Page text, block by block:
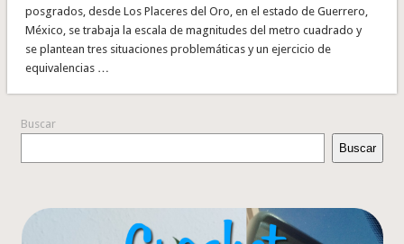
posgrados, desde Los Placeres del Oro, en el estado de Guerrero,
México, se trabaja la escala de magnitudes del metro cuadrado y
se plantean tres situaciones problemáticas y un ejercicio de
equivalencias …
Buscar
Buscar